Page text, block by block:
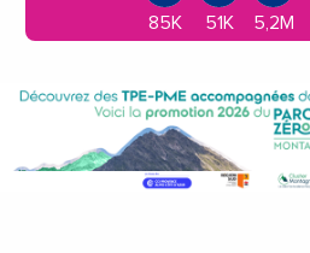
85K 51K 5,2M